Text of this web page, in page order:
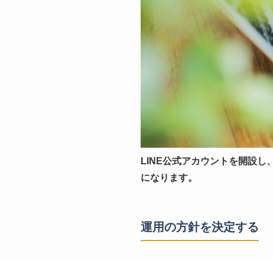
LINE公式アカウントを開設し
になります。
運用の方針を決定する